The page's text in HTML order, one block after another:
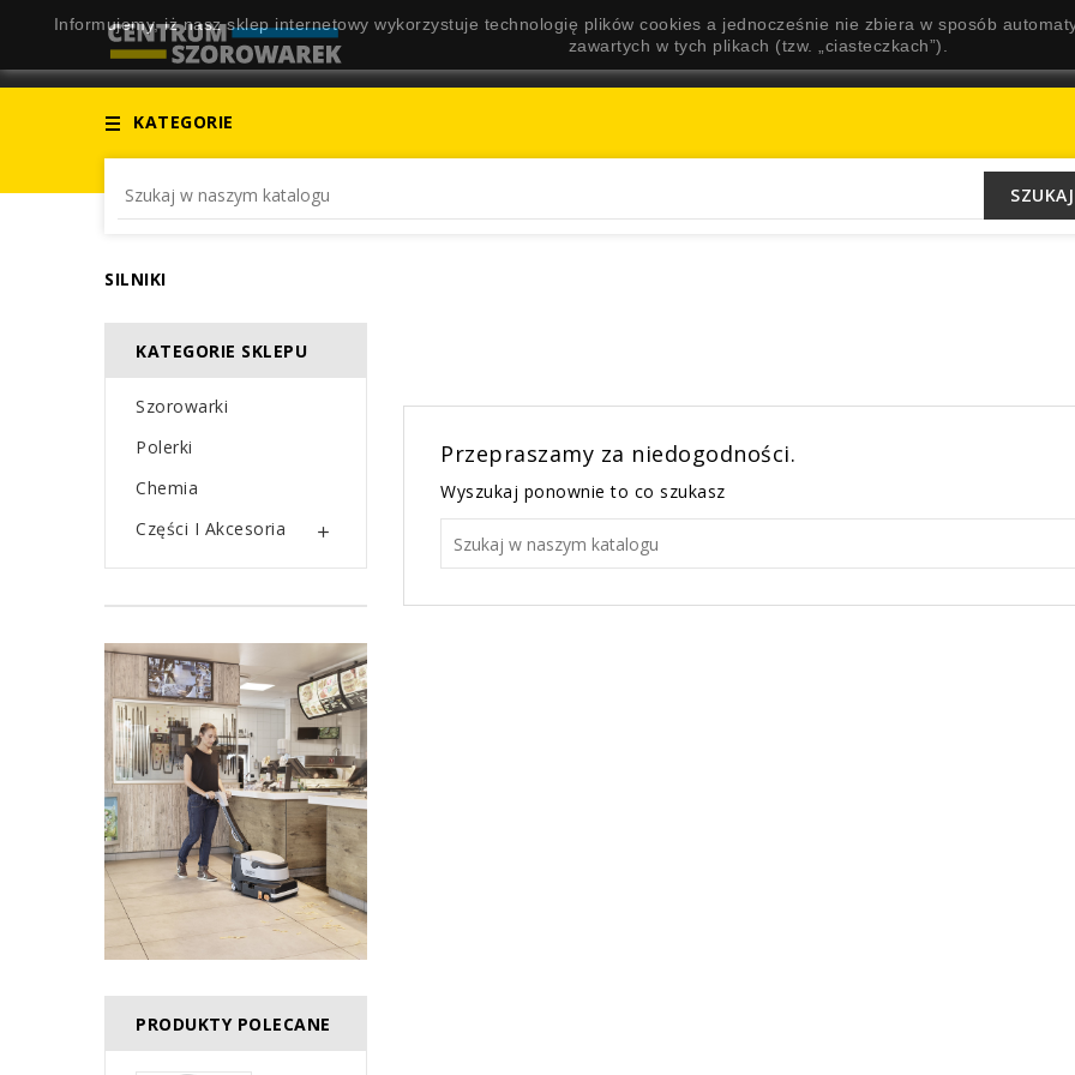
KATEGORIE
SZUKAJ
SILNIKI
KATEGORIE SKLEPU
Szorowarki
Polerki
Chemia
Części I Akcesoria

PRODUKTY POLECANE
Przepraszamy za niedogodności.
Wyszukaj ponownie to co szukasz
Informujemy, iż nasz sklep internetowy wykorzystuje technologię plików cookies a jednocześnie nie zbiera w sposób
zawartych w tych plikach (tzw. „ciasteczkach”).